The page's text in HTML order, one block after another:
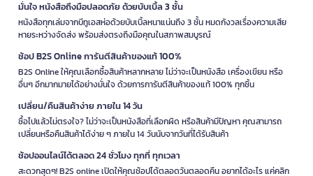
มั่นใจ หนังสือถึงมือปลอดภัย ด้วยบับเบิ้ล 3 ชั้น
หนังสือทุกเล่มจากบีทูเอสห่อด้วยบับเบิ้ลหนาแน่นถึง 3 ชั้น หมดกังวลเรื่องความเสีย
หายระหว่างจัดส่ง พร้อมส่งตรงถึงมือคุณในสภาพสมบูรณ์
ช้อป B2S Online การันตีสินค้าของแท้ 100%
B2S Online ให้คุณเลือกซื้อสินค้าหลากหลาย ไม่ว่าจะเป็นหนังสือ เครื่องเขียน หรือ
อื่นๆ อีกมากมายได้อย่างมั่นใจ ด้วยการการันตีสินค้าของแท้ 100% ทุกชิ้น
เปลี่ยน/คืนสินค้าง่าย ภายใน 14 วัน
ซื้อไปแล้วไม่ตรงใจ? ไม่ว่าจะเป็นหนังสือที่เลือกผิด หรือสินค้ามีปัญหา คุณสามารถ
เปลี่ยนหรือคืนสินค้าได้ง่าย ๆ ภายใน 14 วันนับจากวันที่ได้รับสินค้า
ช้อปออนไลน์ได้ตลอด 24 ชั่วโมง ทุกที่ ทุกเวลา
สะดวกสุดๆ! B2S online เปิดให้คุณช้อปได้ตลอดวันตลอดคืน อยากได้อะไร แค่คลิก